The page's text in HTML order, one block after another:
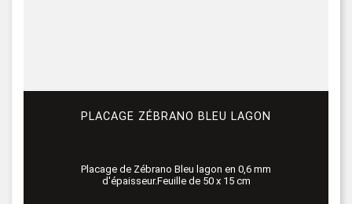
PLACAGE ZÉBRANO BLEU LAGON
Placage de Zébrano Bleu lagon en 0,6 mm
d'épaisseur.Feuille de 50 x 15 cm